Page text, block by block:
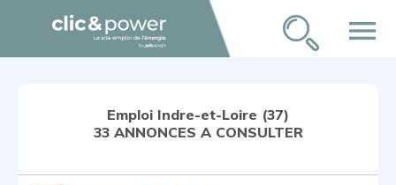
menu
Emploi Indre-et-Loire (37)
33 ANNONCES A CONSULTER